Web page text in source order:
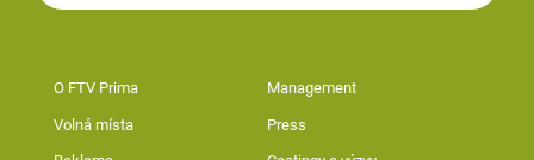
O FTV Prima Management
Volná místa Press